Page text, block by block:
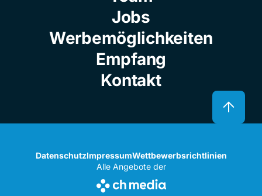
Jobs
Werbemöglichkeiten
Empfang
Kontakt
DatenschutzImpressumWettbewerbsrichtlinien
Alle Angebote der